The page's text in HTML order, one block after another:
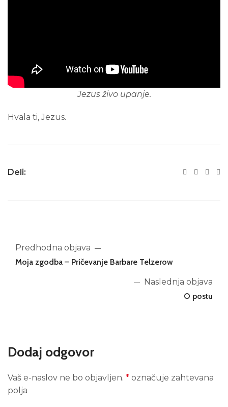
Jezus živo upanje.
Hvala ti, Jezus.
Deli:
Predhodna objava
Moja zgodba – Pričevanje Barbare Telzerow
Naslednja objava
O postu
Dodaj odgovor
Vaš e-naslov ne bo objavljen. * označuje zahtevana
polja